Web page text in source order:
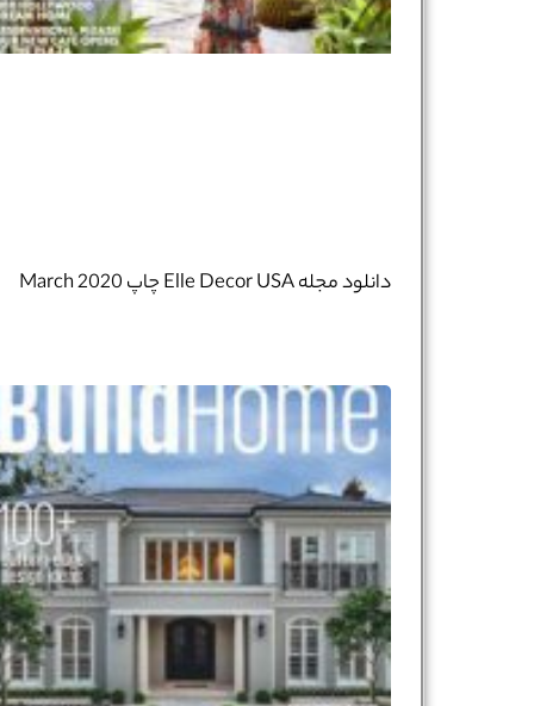
دانلود مجله Elle Decor USA چاپ March 2020